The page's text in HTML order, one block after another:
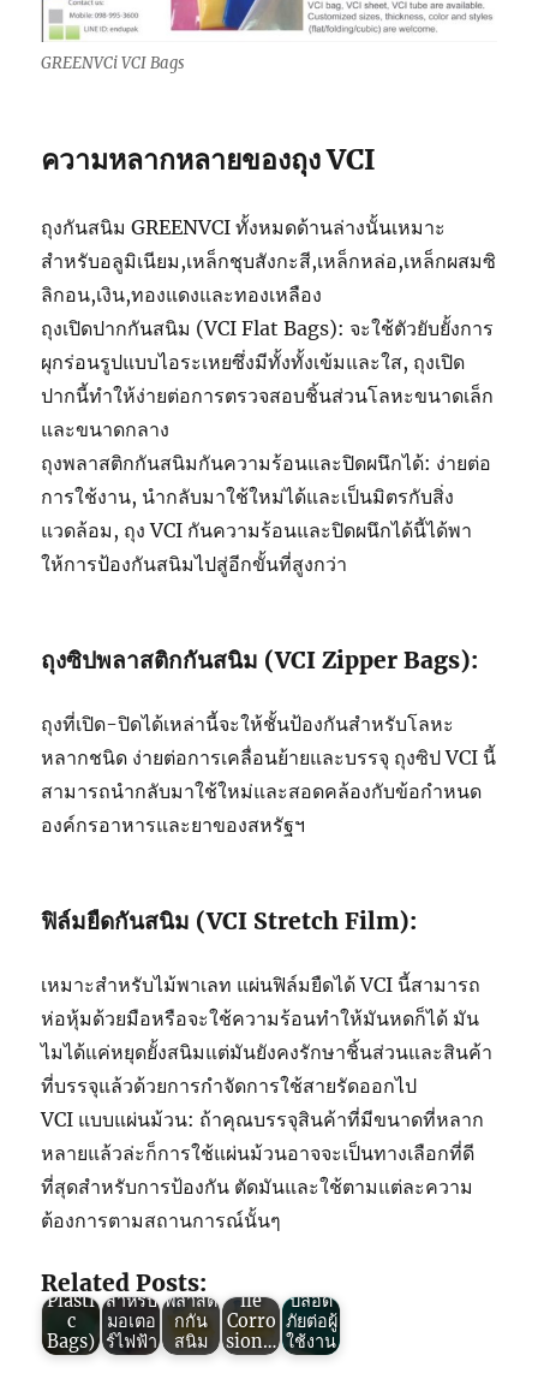
GREENVCi VCI Bags
ความหลากหลายของถุง VCI
ถุงกันสนิม GREENVCI ทั้งหมดด้านล่างนั้นเหมาะ
สำหรับอลูมิเนียม,เหล็กชุบสังกะสี,เหล็กหล่อ,เหล็กผสมซิ
ลิกอน,เงิน,ทองแดงและทองเหลือง
ถุงเปิดปากกันสนิม (VCI Flat Bags): จะใช้ตัวยับยั้งการ
ผุกร่อนรูปแบบไอระเหยซึ่งมีทั้งทั้งเข้มและใส, ถุงเปิด
ปากนี้ทำให้ง่ายต่อการตรวจสอบชิ้นส่วนโลหะขนาดเล็ก
และขนาดกลาง
ถุงพลาสติกกันสนิมกันความร้อนและปิดผนึกได้: ง่ายต่อ
การใช้งาน, นำกลับมาใช้ใหม่ได้และเป็นมิตรกับสิ่ง
แวดล้อม, ถุง VCI กันความร้อนและปิดผนึกได้นี้ได้พา
ให้การป้องกันสนิมไปสู่อีกขั้นที่สูงกว่า
ถุงซิปพลาสติกกันสนิม (VCI Zipper Bags):
ถุงที่เปิด-ปิดได้เหล่านี้จะให้ชั้นป้องกันสำหรับโลหะ
หลากชนิด ง่ายต่อการเคลื่อนย้ายและบรรจุ ถุงซิป VCI นี้
สามารถนำกลับมาใช้ใหม่และสอดคล้องกับข้อกำหนด
องค์กรอาหารและยาของสหรัฐฯ
ฟิล์มยืดกันสนิม (VCI Stretch Film):
เหมาะสำหรับไม้พาเลท แผ่นฟิล์มยืดได้ VCI นี้สามารถ
ห่อหุ้มด้วยมือหรือจะใช้ความร้อนทำให้มันหดก็ได้ มัน
ไมได้แค่หยุดยั้งสนิมแต่มันยังคงรักษาชิ้นส่วนและสินค้า
ที่บรรจุแล้วด้วยการกำจัดการใช้สายรัดออกไป
VCI แบบแผ่นม้วน: ถ้าคุณบรรจุสินค้าที่มีขนาดที่หลาก
หลายแล้วล่ะก็การใช้แผ่นม้วนอาจจะเป็นทางเลือกที่ดี
ที่สุดสำหรับการป้องกัน ตัดมันและใช้ตามแต่ละความ
ต้องการตามสถานการณ์นั้นๆ
Related Posts:
Green
ข้อดี
ของ
“ถุง
พลาสติ
(VCI
Plasti
c
Bags)
Green
VCI :
ถุง
พลาสติ
กกัน
ป้องกัน
สำหรับ
มอเตอ
ร์ไฟฟ้า
Green
VCI :
การ
ป้องกัน
ชิ้น
ด้วย
พลาสติ
กกัน
สนิม
Green
VCI :
ถุง
พลาสติ
กกัน
ile
Corro
sion…
Green
VCI :
ถุง
ปลอด
ภัยต่อผู้
ใช้งาน